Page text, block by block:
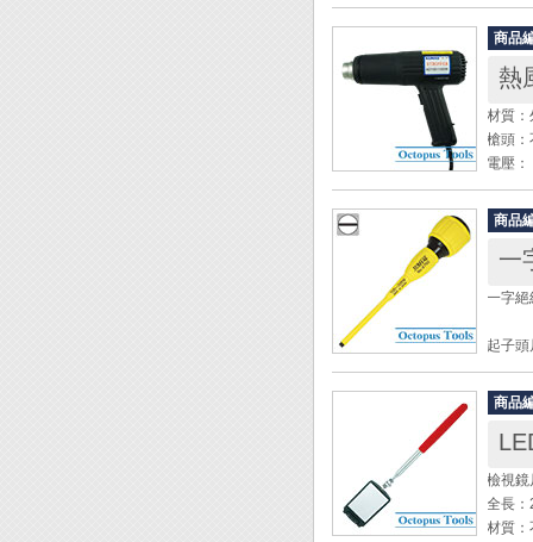
功率
重量
封口
封口
◆ PP
商品
熱
材質
槍頭
電壓
輸入
輸出
熱風
第
◆ 用
冷凍
◆ 出風
產品
商品
一
一字
起子
總長:
◆ 起子
◆ 低
商品
檢視
全長
材質